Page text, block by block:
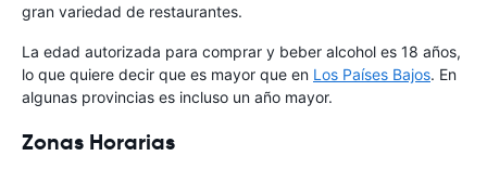
gran variedad de restaurantes.
La edad autorizada para comprar y beber alcohol es 18 años,
lo que quiere decir que es mayor que en Los Países Bajos. En
algunas provincias es incluso un año mayor.
Zonas Horarias